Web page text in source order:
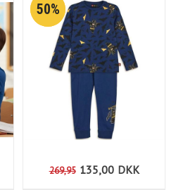
50%
269,95 135,00 DKK